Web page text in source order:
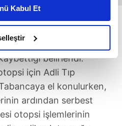
Bunu yaparken
reklam deneyimi sunmak
sunabilmek adına
ve bu noktada,
noktasında tek gelir
hatırlatmak isteriz.
bu çerezlere izin vermedikleri
reklamlar
Kabul Et
ALINDI
karnından tabancayla
belirlendi.
için Adli Tıp
el konulurken,
ardından serbest
otopsi işlemlerinin